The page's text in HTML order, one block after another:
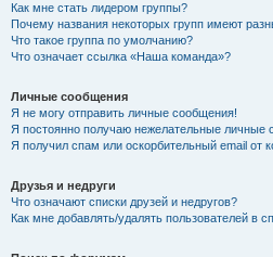
Как мне стать лидером группы?
Почему названия некоторых групп имеют
Что такое группа по умолчанию?
Что означает ссылка «Наша команда»?
Личные сообщения
Я не могу отправить личные сообщения!
Я постоянно получаю нежелательные личные
Я получил спам или оскорбительный email от
Друзья и недруги
Что означают списки друзей и недругов?
Как мне добавлять/удалять пользователей в